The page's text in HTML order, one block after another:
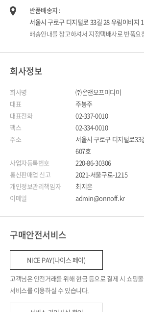
반품배송지 :
서울시 구로구 디지털로 33길 28 우림이비지
배송안내를 참고하셔서 지정택배사로 반품요
회사정보
회사명
㈜온앤오프미디어
대표
주봉주
대표전화
02-337-0010
팩스
02-334-0010
주소
서울시 구로구 디지털로33
607호
사업자등록번호
220-86-30306
통신판매업 신고
2021-서울구로-1215
개인정보관리책임자
최지은
이메일
admin@onnoff.kr
구매안전서비스
NICE PAY(나이스 페이)
고객님은 안전거래를 위해 현금 등으로 결제 시 쇼핑
서비스를 이용하실 수 있습니다.